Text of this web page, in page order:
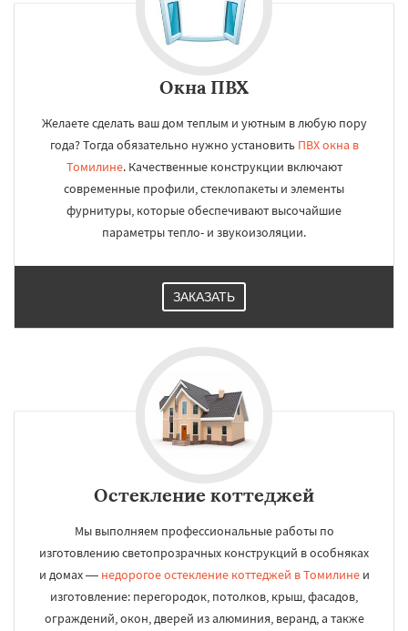
Окна ПВХ
Желаете сделать ваш дом теплым и уютным в любую пору
года? Тогда обязательно нужно установить ПВХ окна в
Томилине. Качественные конструкции включают
современные профили, стеклопакеты и элементы
фурнитуры, которые обеспечивают высочайшие
параметры тепло- и звукоизоляции.
ЗАКАЗАТЬ
Остекление коттеджей
Мы выполняем профессиональные работы по
изготовлению светопрозрачных конструкций в особняках
и домах — недорогое остекление коттеджей в Томилинеи
изготовление: перегородок, потолков, крыш, фасадов,
ограждений, окон, дверей из алюминия, веранд, а также